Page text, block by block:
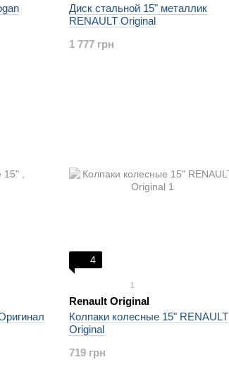
Диск стальной 15" металлик
RENAULT Original
1 777 грн
4
1
Renault Original
Колпаки колесные 15" RENAULT
Original
719 грн